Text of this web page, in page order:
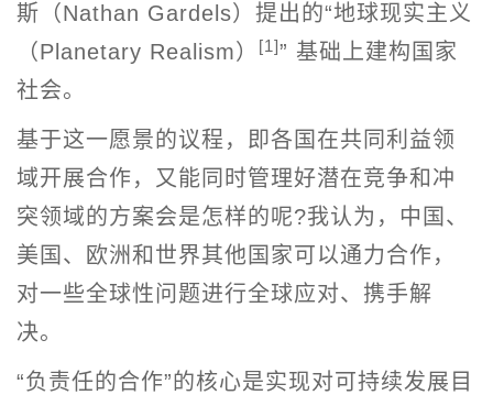
斯（Nathan Gardels）提出的“地球现实主义
（Planetary Realism）
[1]” 基础上建构国家
社会。
基于这一愿景的议程，即各国在共同利益领
域开展合作，又能同时管理好潜在竞争和冲
突领域的方案会是怎样的呢?我认为，中国、
美国、欧洲和世界其他国家可以通力合作，
对一些全球性问题进行全球应对、携手解
决。
“负责任的合作”的核心是实现对可持续发展目